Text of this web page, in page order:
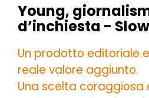
Young,
d’inchiesta -
Un prodotto editoriale
reale valore aggiunto.
Una scelta coraggiosa